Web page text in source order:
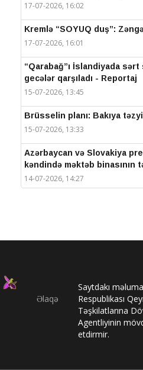
17-07-2026, 16:02
Kremlə “SOYUQ duş”:
17-07-2026, 16:01
“Qarabağ”ı İslandiyada
gecələr qarşıladı - Reportaj
15-07-2026, 13:45
Brüsselin planı: Bakıya
15-07-2026, 13:33
Azərbaycan və Slovakiya
kəndində məktəb binasının
14-07-2026, 14:27
Prezidentlər Şuşada
Elməddin Behbud: “IV
beynəlxalq media
platformasına çevrilib”
14-07-2026, 14:24
Əlaqə
Saytdakı
Respublikası
Təşkilatlarına
Agentliyinin
etdirmir.